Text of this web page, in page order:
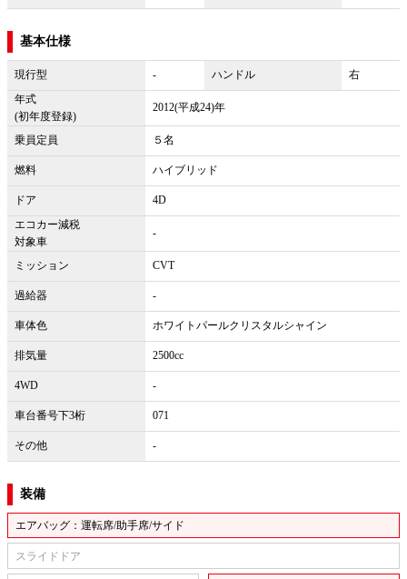
基本仕様
現行型 - ハンドル
右
年式
(初年度登録)
2012(平成24)年
乗員定員 ５名
燃料 ハイブリッド
ドア
4D
エコカー減税
対象車
-
ミッション CVT
過給器 -
車体色 ホワイトパールクリスタルシャイン
排気量 2500cc
4WD -
車台番号下3桁 071
その他 -
装備
エアバッグ：運転席/助手席/サイド
スライドドア